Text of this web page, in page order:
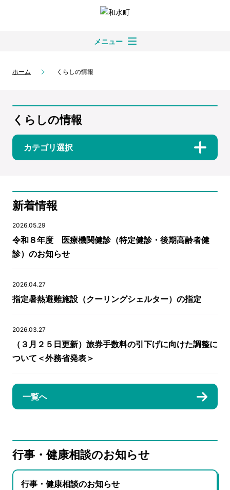
メニュー
ホーム くらしの情報
くらしの情報
カテゴリ選択
新着情報
2026.05.29
令和８年度 医療機関健診（特定健診・後期高齢者健
診）のお知らせ
2026.04.27
指定暑熱避難施設（クーリングシェルター）の指定
2026.03.27
（３月２５日更新）旅券手数料の引下げに向けた調整に
ついて＜外務省発表＞
一覧へ
行事・健康相談のお知らせ
行事・健康相談のお知らせ